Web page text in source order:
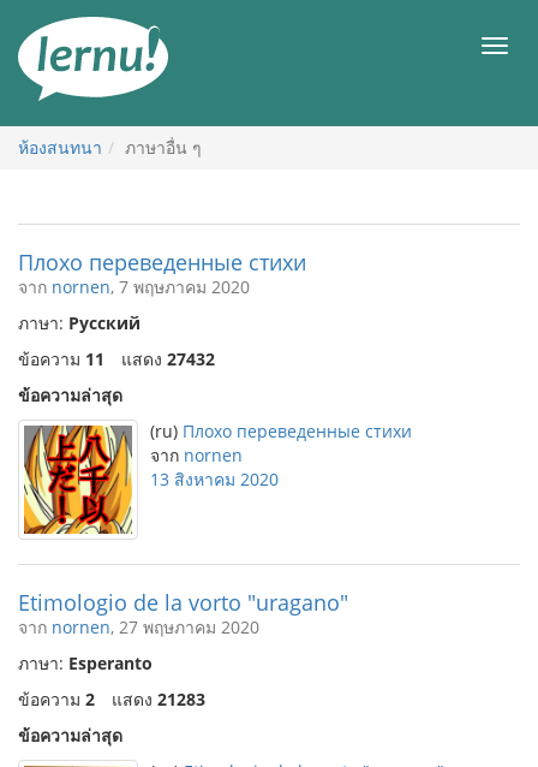
สารบัญ
เมนู
ห้องสนทนา ภาษาอื่น ๆ
Плохо переведенные стихи
จาก nornen, 7 พฤษภาคม 2020
ภาษา: Русский
ข้อความ 11 แสดง 27432
ข้อความล่าสุด
(ru) Плохо переведенные стихи
จาก nornen
13 สิงหาคม 2020
Etimologio de la vorto "uragano"
จาก nornen, 27 พฤษภาคม 2020
ภาษา: Esperanto
ข้อความ 2 แสดง 21283
ข้อความล่าสุด